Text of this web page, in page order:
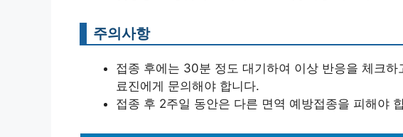
주의사항
접종 후에는 30분 정도 대기하여 이상 반응을 체크
료진에게 문의해야 합니다.
접종 후 2주일 동안은 다른 면역 예방접종을 피해야